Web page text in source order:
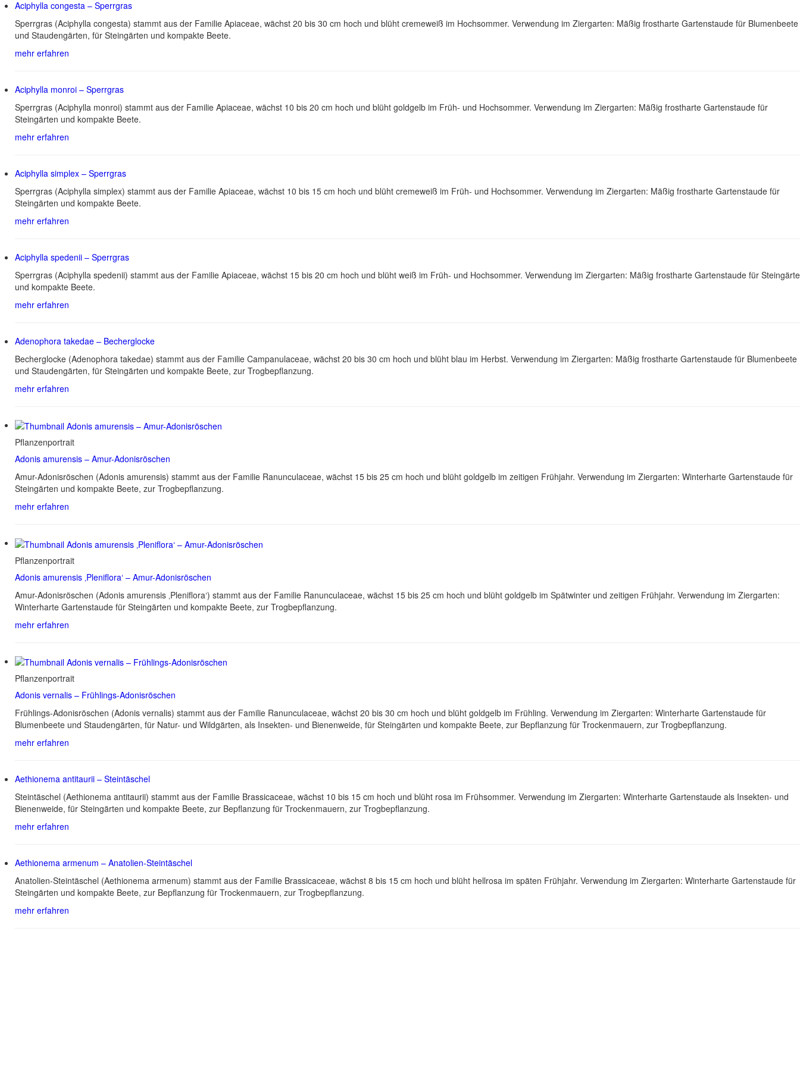
Aciphylla congesta – Sperrgras
Sperrgras (Aciphylla congesta) stammt aus der Familie Apiaceae, wächst 20 bis 30 cm hoch und blüht cremeweiß im Hochsommer. Verwendung im Ziergarten: Mäßig frostharte Gartenstaude für Blumenbeete
und Staudengärten, für Steingärten und kompakte Beete.
mehr erfahren
Aciphylla monroi – Sperrgras
Sperrgras (Aciphylla monroi) stammt aus der Familie Apiaceae, wächst 10 bis 20 cm hoch und blüht goldgelb im Früh- und Hochsommer. Verwendung im Ziergarten: Mäßig frostharte Gartenstaude für
Steingärten und kompakte Beete.
mehr erfahren
Aciphylla simplex – Sperrgras
Sperrgras (Aciphylla simplex) stammt aus der Familie Apiaceae, wächst 10 bis 15 cm hoch und blüht cremeweiß im Früh- und Hochsommer. Verwendung im Ziergarten: Mäßig frostharte Gartenstaude für
Steingärten und kompakte Beete.
mehr erfahren
Aciphylla spedenii – Sperrgras
Sperrgras (Aciphylla spedenii) stammt aus der Familie Apiaceae, wächst 15 bis 20 cm hoch und blüht weiß im Früh- und Hochsommer. Verwendung im Ziergarten: Mäßig frostharte Gartenstaude für
und kompakte Beete.
mehr erfahren
Adenophora takedae – Becherglocke
Becherglocke (Adenophora takedae) stammt aus der Familie Campanulaceae, wächst 20 bis 30 cm hoch und blüht blau im Herbst. Verwendung im Ziergarten: Mäßig frostharte Gartenstaude für Blumenbeete
und Staudengärten, für Steingärten und kompakte Beete, zur Trogbepflanzung.
mehr erfahren
Pflanzenportrait
Adonis amurensis – Amur-Adonisröschen
Amur-Adonisröschen (Adonis amurensis) stammt aus der Familie Ranunculaceae, wächst 15 bis 25 cm hoch und blüht goldgelb im zeitigen Frühjahr. Verwendung im Ziergarten: Winterharte Gartenstaude für
Steingärten und kompakte Beete, zur Trogbepflanzung.
mehr erfahren
Pflanzenportrait
Adonis amurensis ‚Pleniflora‘ – Amur-Adonisröschen
Amur-Adonisröschen (Adonis amurensis ‚Pleniflora‘) stammt aus der Familie Ranunculaceae, wächst 15 bis 25 cm hoch und blüht goldgelb im Spätwinter und zeitigen Frühjahr. Verwendung im Ziergarten:
Winterharte Gartenstaude für Steingärten und kompakte Beete, zur Trogbepflanzung.
mehr erfahren
Pflanzenportrait
Adonis vernalis – Frühlings-Adonisröschen
Frühlings-Adonisröschen (Adonis vernalis) stammt aus der Familie Ranunculaceae, wächst 20 bis 30 cm hoch und blüht goldgelb im Frühling. Verwendung im Ziergarten: Winterharte Gartenstaude für
Blumenbeete und Staudengärten, für Natur- und Wildgärten, als Insekten- und Bienenweide, für Steingärten und kompakte Beete, zur Bepflanzung für Trockenmauern, zur Trogbepflanzung.
mehr erfahren
Aethionema antitaurii – Steintäschel
Steintäschel (Aethionema antitaurii) stammt aus der Familie Brassicaceae, wächst 10 bis 15 cm hoch und blüht rosa im Frühsommer. Verwendung im Ziergarten: Winterharte Gartenstaude als Insekten- und
Bienenweide, für Steingärten und kompakte Beete, zur Bepflanzung für Trockenmauern, zur Trogbepflanzung.
mehr erfahren
Aethionema armenum – Anatolien-Steintäschel
Anatolien-Steintäschel (Aethionema armenum) stammt aus der Familie Brassicaceae, wächst 8 bis 15 cm hoch und blüht hellrosa im späten Frühjahr. Verwendung im Ziergarten: Winterharte Gartenstaude für
Steingärten und kompakte Beete, zur Bepflanzung für Trockenmauern, zur Trogbepflanzung.
mehr erfahren